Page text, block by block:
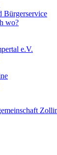
Bürgerservice
wo?
e.V.